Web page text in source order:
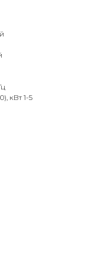
кВт 1-5